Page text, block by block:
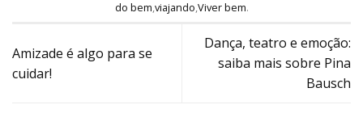
do bem,viajando,Viver bem.
Amizade é algo para se
cuidar!
Dança, teatro e emoção:
saiba mais sobre Pina
Bausch